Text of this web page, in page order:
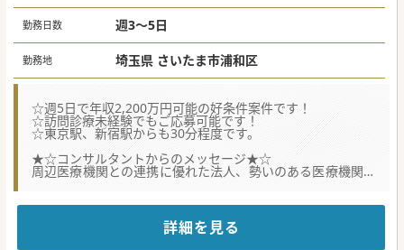
勤務日数 週3～5日
勤務地 埼玉県 さいたま市浦和区
☆週5日で年収2,200万円可能の好条件案件です！
☆訪問診療未経験でもご応募可能です！
☆東京駅、新宿駅からも30分程度です。
★☆コンサルタントからのメッセージ★☆
周辺医療機関との連携に優れた法人、勢いのある医療機関で
医師を積極採用！
リニック。
専門科、ご経験は不問となりますのでご興味のある方はお気
詳細を見る